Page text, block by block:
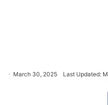
March 30, 2025 Last Updated: